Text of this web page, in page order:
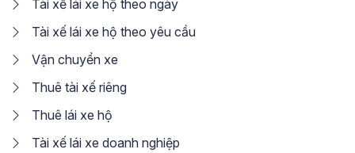
Tài xế lái xe hộ theo ngày
Tài xế lái xe hộ theo yêu cầu
Vận chuyển xe
Thuê tài xế riêng
Thuê lái xe hộ
Tài xế lái xe doanh nghiệp